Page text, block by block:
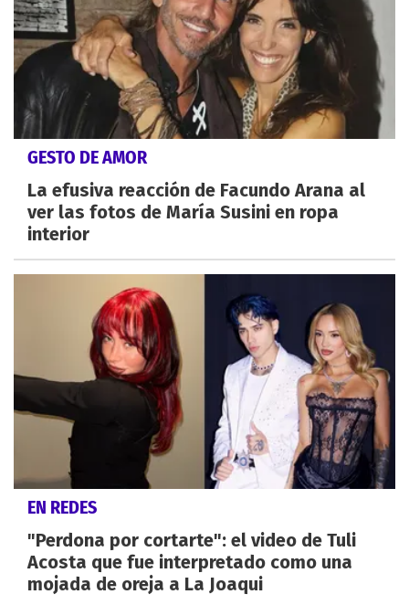
GESTO DE AMOR
La efusiva reacción de Facundo Arana al
ver las fotos de María Susini en ropa
interior
EN REDES
"Perdona por cortarte": el video de Tuli
Acosta que fue interpretado como una
mojada de oreja a La Joaqui